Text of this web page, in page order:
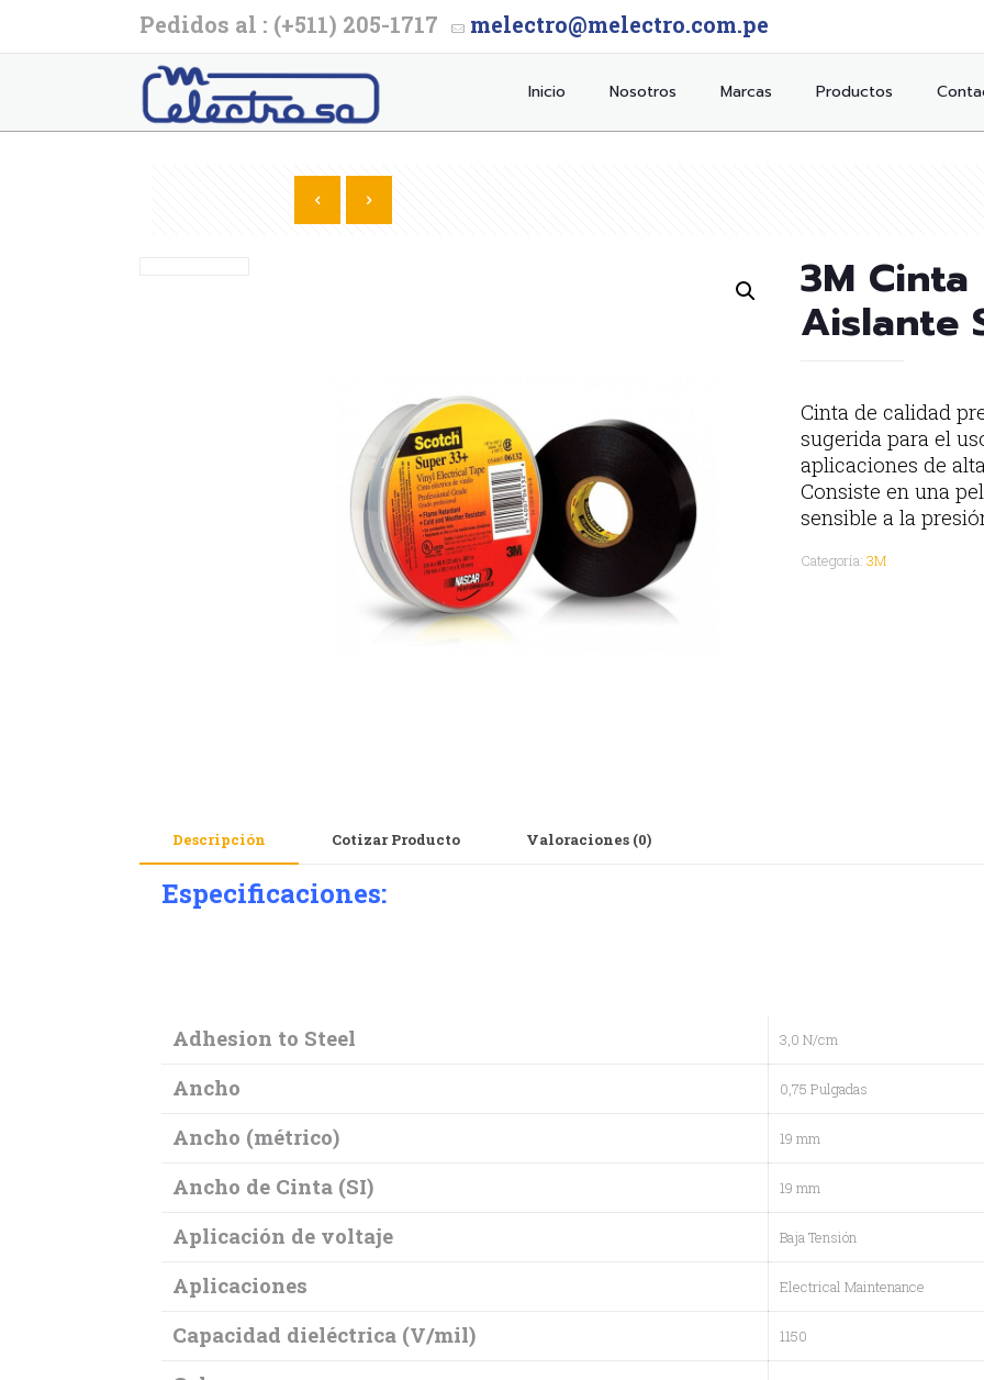
Pedidos al : (+511) 205-1717 melectro@melectro.com.pe
Inicio Nosotros Marcas Productos
3M
Aislante
Cinta de calidad
sugerida para el
aplicaciones de
Consiste en una
sensible a la
Categoría:3M
Descripción Cotizar Producto Valoraciones (0)
Especificaciones:
Adhesion to Steel 3,0 N/cm
Ancho 0,75 Pulgadas
Ancho (métrico) 19 mm
Ancho de Cinta (SI) 19 mm
Aplicación de voltaje Baja Tensión
Aplicaciones Electrical Maintenance
Capacidad dieléctrica (V/mil) 1150